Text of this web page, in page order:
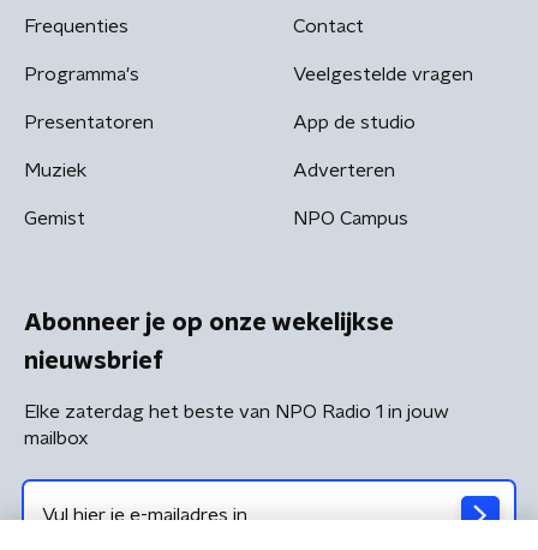
Frequenties
Programma's
Presentatoren
Muziek
Gemist
Contact
Veelgestelde vragen
App de studio
Adverteren
NPO Campus
Abonneer je op onze wekelijkse
nieuwsbrief
Elke zaterdag het beste van NPO Radio 1 in jouw
mailbox